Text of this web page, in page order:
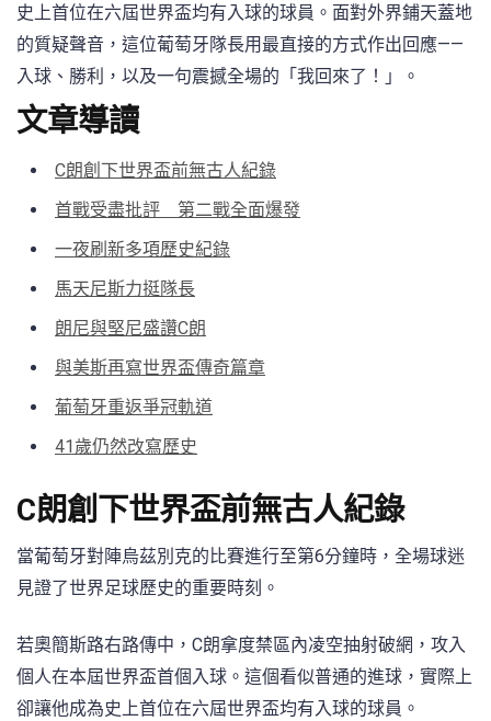
史上首位在六屆世界盃均有入球的球員。面對外界鋪天蓋地
的質疑聲音，這位葡萄牙隊長用最直接的方式作出回應——
入球、勝利，以及一句震撼全場的「我回來了！」。
文章導讀
C朗創下世界盃前無古人紀錄
首戰受盡批評 第二戰全面爆發
一夜刷新多項歷史紀錄
馬天尼斯力挺隊長
朗尼與堅尼盛讚C朗
與美斯再寫世界盃傳奇篇章
葡萄牙重返爭冠軌道
41歲仍然改寫歷史
C朗創下世界盃前無古人紀錄
當葡萄牙對陣烏茲別克的比賽進行至第6分鐘時，全場球迷
見證了世界足球歷史的重要時刻。
若奧簡斯路右路傳中，C朗拿度禁區內凌空抽射破網，攻入
個人在本屆世界盃首個入球。這個看似普通的進球，實際上
卻讓他成為史上首位在六屆世界盃均有入球的球員。